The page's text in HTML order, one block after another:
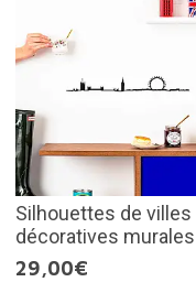
Silhouettes de villes
décoratives murales
29,00€